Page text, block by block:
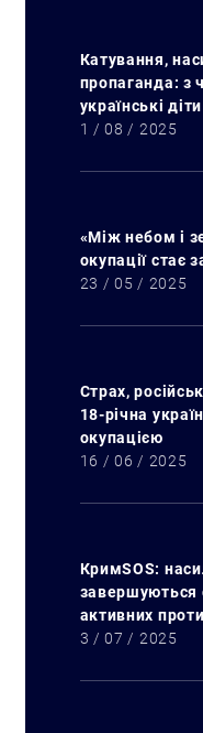
Катування,
пропаганда: з
українські
1 / 08 / 2025
«Між небом і
окупації стає
23 / 05 / 2025
Страх,
18-річна
окупацією
16 / 06 / 2025
КримSOS:
завершуються
активних
3 / 07 / 2025